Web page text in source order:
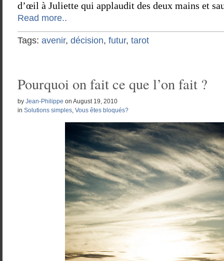
d’œil à Juliette qui applaudit des deux mains et
Read more..
Tags: avenir, décision, futur, tarot
Pourquoi on fait ce que l’on fait ?
by Jean-Philippe on August 19, 2010
in Solutions simples, Vous êtes bloqués?